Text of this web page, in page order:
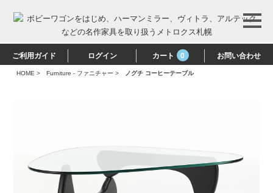
ご利用ガイド ログイン カート 0 お問い合わせ
HOME > Furniture - ファニチャー > ノグチ コーヒーテーブル